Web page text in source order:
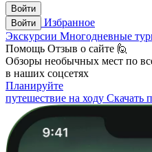
Войти
Войти
Избранное
Экскурсии Многодневные
Помощь Отзыв о сайте 🙋
Обзоры необычных мест по
в наших соцсетях
Планируйте
путешествие на ходу Скачать